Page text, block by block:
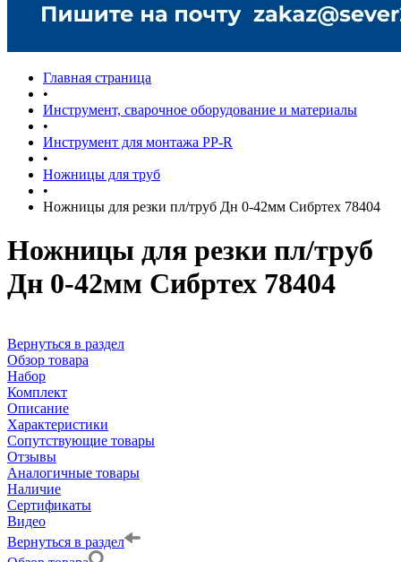
Главная страница
•
Инструмент, сварочное оборудование и материалы
•
Инструмент для монтажа PP-R
•
Ножницы для труб
•
Ножницы для резки пл/труб Дн 0-42мм Сибртех 78404
Ножницы для резки пл/труб
Дн 0-42мм Сибртех 78404
Вернуться в раздел
Обзор товара
Набор
Комплект
Описание
Характеристики
Сопутствующие товары
Отзывы
Аналогичные товары
Наличие
Сертификаты
Видео
Вернуться в раздел